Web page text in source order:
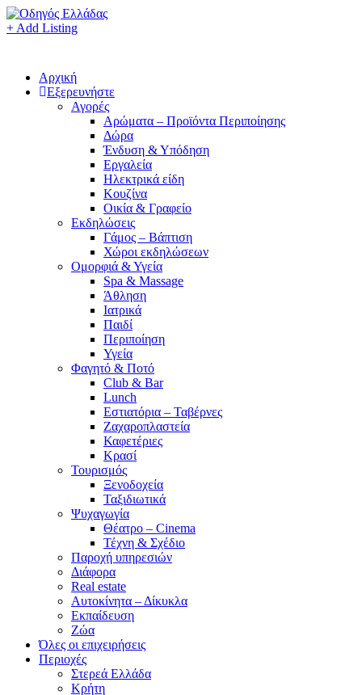
+ Add Listing
Αρχική
Εξερευνήστε
Αγορές
Αρώματα – Προϊόντα Περιποίησης
Δώρα
Ένδυση & Υπόδηση
Εργαλεία
Ηλεκτρικά είδη
Κουζίνα
Οικία & Γραφείο
Εκδηλώσεις
Γάμος – Βάπτιση
Χώροι εκδηλώσεων
Ομορφιά & Υγεία
Spa & Massage
Άθληση
Ιατρικά
Παιδί
Περιποίηση
Υγεία
Φαγητό & Ποτό
Club & Bar
Lunch
Εστιατόρια – Ταβέρνες
Ζαχαροπλαστεία
Καφετέριες
Κρασί
Τουρισμός
Ξενοδοχεία
Ταξιδιωτικά
Ψυχαγωγία
Θέατρο – Cinema
Τέχνη & Σχέδιο
Παροχή υπηρεσιών
Διάφορα
Real estate
Αυτοκίνητα – Δίκυκλα
Εκπαίδευση
Ζώα
Όλες οι επιχειρήσεις
Περιοχές
Στερεά Ελλάδα
Κρήτη